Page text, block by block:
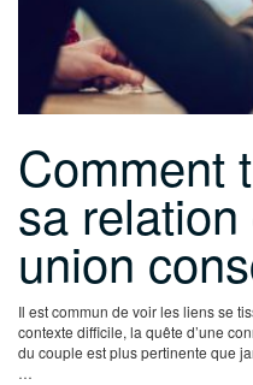
Comment
sa
union
Il est commun de voir les liens se
contexte difficile, la quête d’une
du couple est plus pertinente que
…